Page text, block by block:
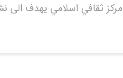
مركز ثقافي اسلامي يهدف الى